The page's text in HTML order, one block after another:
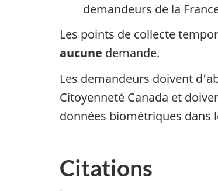
demandeurs de la
Les points de collecte
aucune demande.
Les demandeurs doivent
Citoyenneté Canada et
données biométriques dans
Citations